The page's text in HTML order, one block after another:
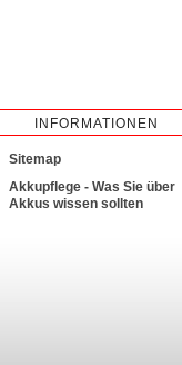
INFORMATIONEN
Sitemap
Akkupflege - Was Sie über
Akkus wissen sollten